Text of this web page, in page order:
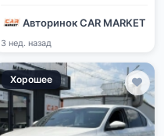
Авторинок CAR MARKET
3 нед. назад
Хорошее